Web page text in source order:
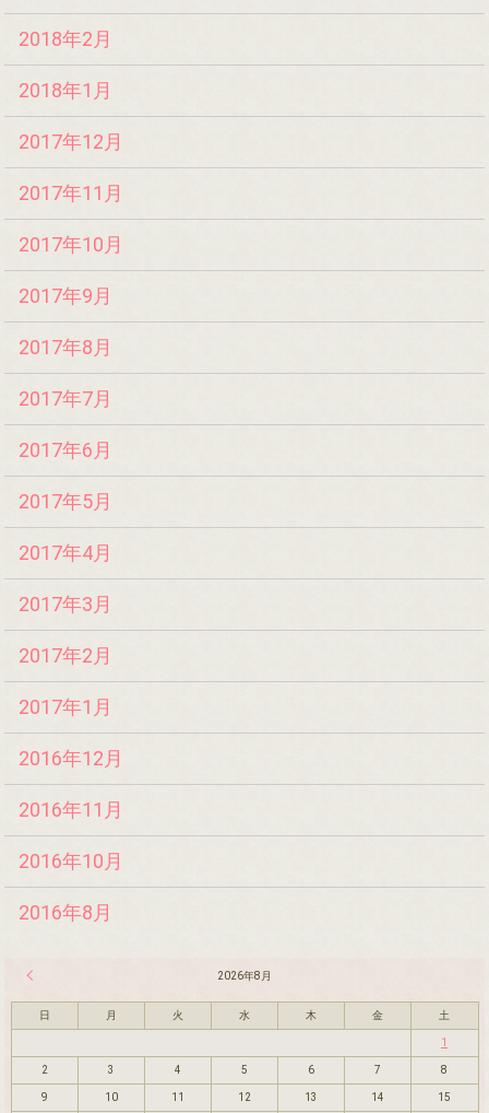
2018年2月
2018年1月
2017年12月
2017年11月
2017年10月
2017年9月
2017年8月
2017年7月
2017年6月
2017年5月
2017年4月
2017年3月
2017年2月
2017年1月
2016年12月
2016年11月
2016年10月
2016年8月
2026年8月
日 月 火 水 木 金 土
1
2 3 4 5 6 7 8
9 10 11 12 13 14 15